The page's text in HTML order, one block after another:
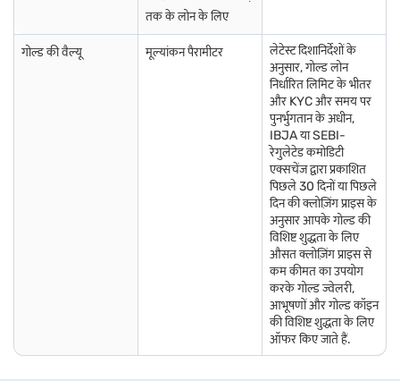
तक के लोन के लिए
गोल्ड की वैल्यू मूल्यांकन पैरामीटर
लेटेस्ट दिशानिर्देशों के
अनुसार, गोल्ड लोन
निर्धारित लिमिट के भीतर
और KYC और समय पर
पुनर्भुगतान के अधीन,
IBJA या SEBI-
रेगुलेटेड कमोडिटी
एक्सचेंज द्वारा प्रकाशित
पिछले 30 दिनों या पिछले
दिन की क्लोज़िंग प्राइस के
अनुसार आपके गोल्ड की
विशिष्ट शुद्धता के लिए
औसत क्लोज़िंग प्राइस से
कम कीमत का उपयोग
करके गोल्ड ज्वेलरी,
आभूषणों और गोल्ड कॉइन
की विशिष्ट शुद्धता के लिए
ऑफर किए जाते हैं.